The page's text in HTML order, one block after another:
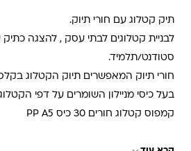
תיק קטלוג עם חורי תיוק.
לבניית קטלוגים לבתי עסק , להצגה
סטודנט/תלמיד.
חורי תיוק המאפשרים תיוק הקטלוג
בעל כיסי מניילון השומרים על דפי
קמפוס קטלוג חורים 30 כיס PP A5